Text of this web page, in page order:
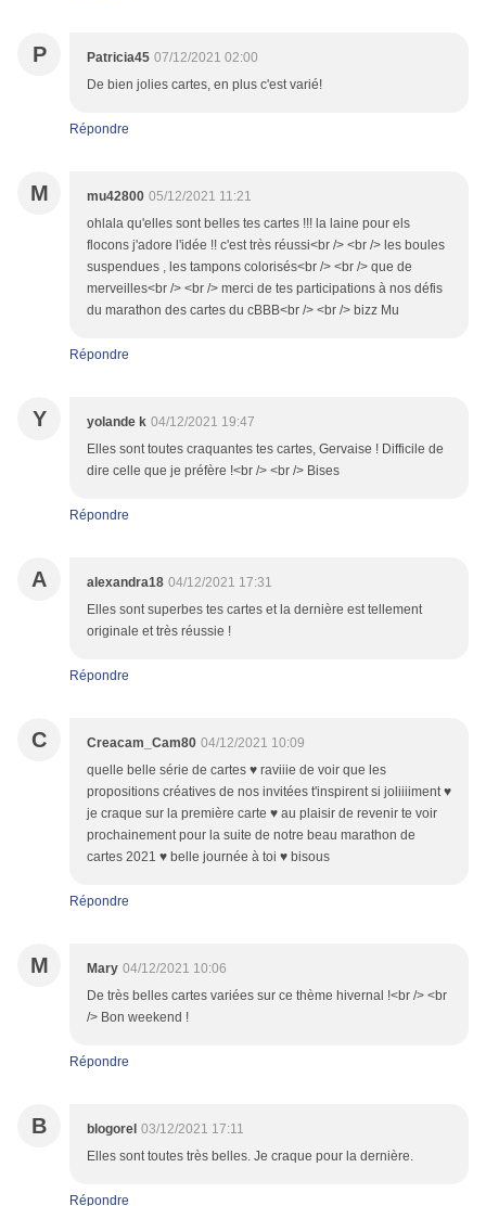
P Patricia45 07/12/2021 02:00
De bien jolies cartes, en plus c'est varié!
Répondre
M mu42800 05/12/2021 11:21
ohlala qu'elles sont belles tes cartes !!! la laine pour els
flocons j'adore l'idée !! c'est très réussi<br /> <br /> les boules
suspendues , les tampons colorisés<br /> <br /> que de
merveilles<br /> <br /> merci de tes participations à nos défis
du marathon des cartes du cBBB<br /> <br /> bizz Mu
Répondre
Y yolande k 04/12/2021 19:47
Elles sont toutes craquantes tes cartes, Gervaise ! Difficile de
dire celle que je préfère !<br /> <br /> Bises
Répondre
A alexandra18 04/12/2021 17:31
Elles sont superbes tes cartes et la dernière est tellement
originale et très réussie !
Répondre
C Creacam_Cam80 04/12/2021 10:09
quelle belle série de cartes ♥ raviiie de voir que les
propositions créatives de nos invitées t'inspirent si joliiiiment ♥
je craque sur la première carte ♥ au plaisir de revenir te voir
prochainement pour la suite de notre beau marathon de
cartes 2021 ♥ belle journée à toi ♥ bisous
Répondre
M Mary 04/12/2021 10:06
De très belles cartes variées sur ce thème hivernal !<br /> <br
/> Bon weekend !
Répondre
B blogorel 03/12/2021 17:11
Elles sont toutes très belles. Je craque pour la dernière.
Répondre